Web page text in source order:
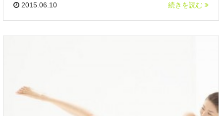
2015.06.10 続きを読む